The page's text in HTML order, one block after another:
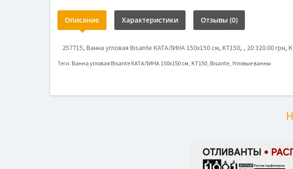
Описание Характеристики Отзывы (0)
257715, Ванна угловая Bisante КАТАЛИНА 150х150 см, KT150, , 20 320.00 грн,
Теги: Ванна угловая Bisante КАТАЛИНА 150х150 см, KT150, Bisante, Угловые ванны